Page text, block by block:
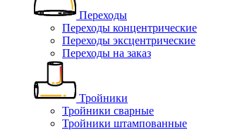
Переходы
Переходы концентрические
Переходы эксцентрические
Переходы на заказ
Тройники
Тройники сварные
Тройники штампованные